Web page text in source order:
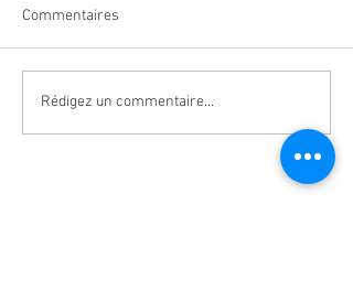
Commentaires
Rédigez un commentaire...